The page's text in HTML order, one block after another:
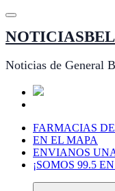
Saltar
contenido
Noticias de General
FARMACIAS
EN EL MAPA
ENVIANOS
¡SOMOS 99.5